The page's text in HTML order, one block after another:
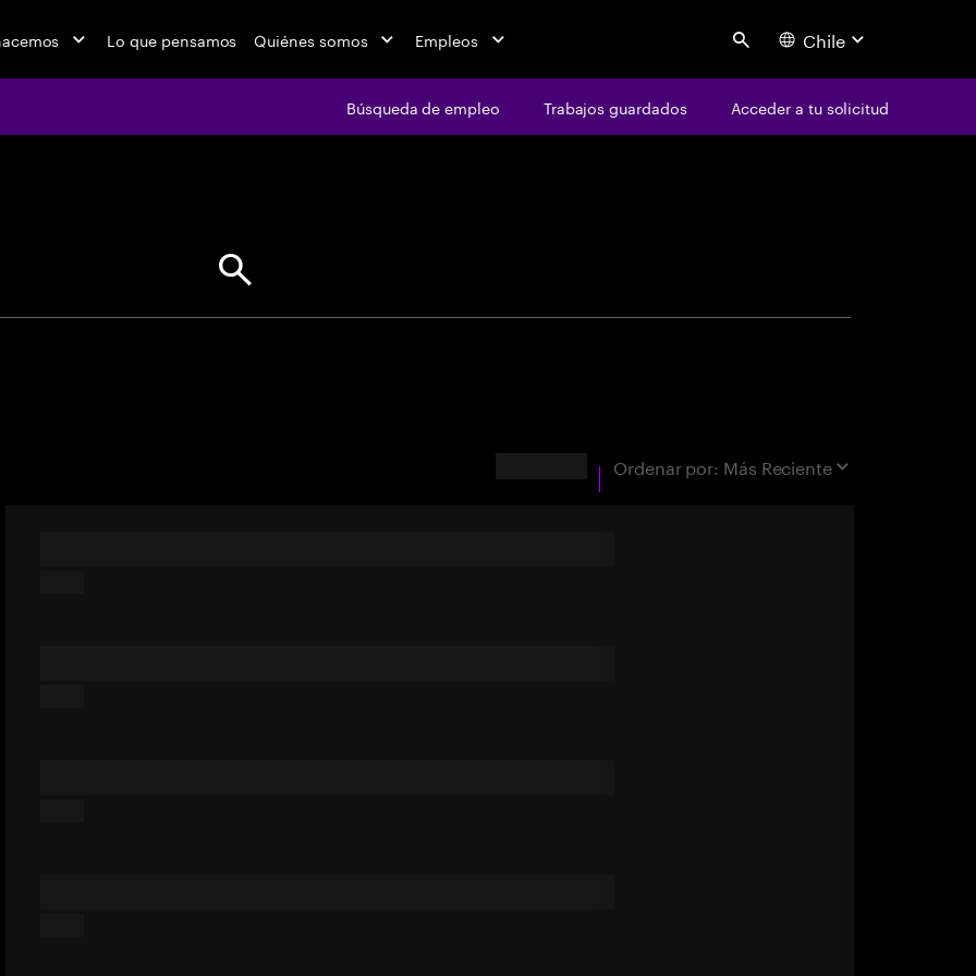
Lo que pensamos Quiénes somos Empleos Search Chile
Búsqueda de empleo Trabajos guardados Acceder a tu solicitud
"Encuentra tu próxima oportunidad"
Ordenar por: Más Reciente